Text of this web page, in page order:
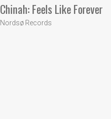
Chinah: Feels Like Forever
Nordsø Records